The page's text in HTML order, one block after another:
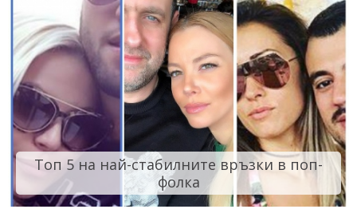
Топ 5 на най-стабилните връзки в поп-
фолка